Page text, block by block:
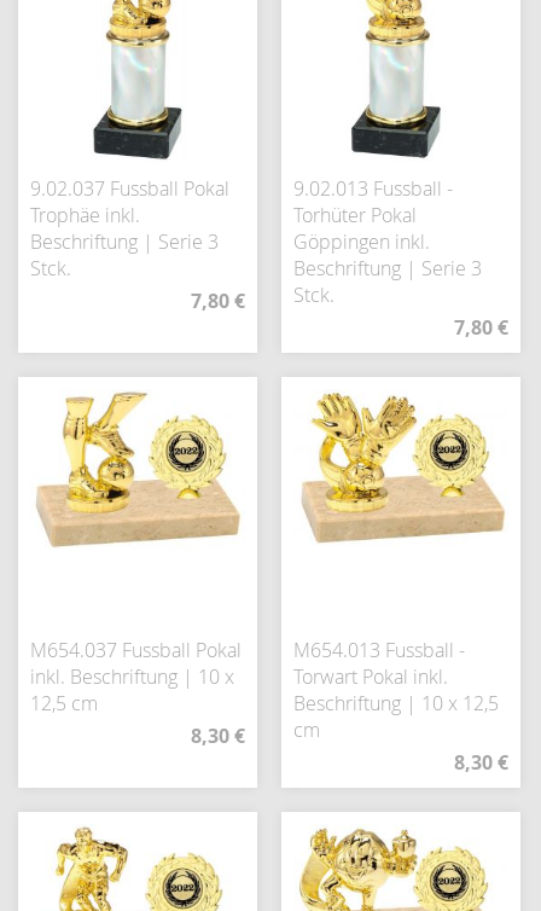
9.02.037 Fussball Pokal
Trophäe inkl.
Beschriftung | Serie 3
Stck.
7,80 €
9.02.013 Fussball -
Torhüter Pokal
Göppingen inkl.
Beschriftung | Serie 3
Stck.
7,80 €
M654.037 Fussball Pokal
inkl. Beschriftung | 10 x
12,5 cm
8,30 €
M654.013 Fussball -
Torwart Pokal inkl.
Beschriftung | 10 x 12,5
cm
8,30 €